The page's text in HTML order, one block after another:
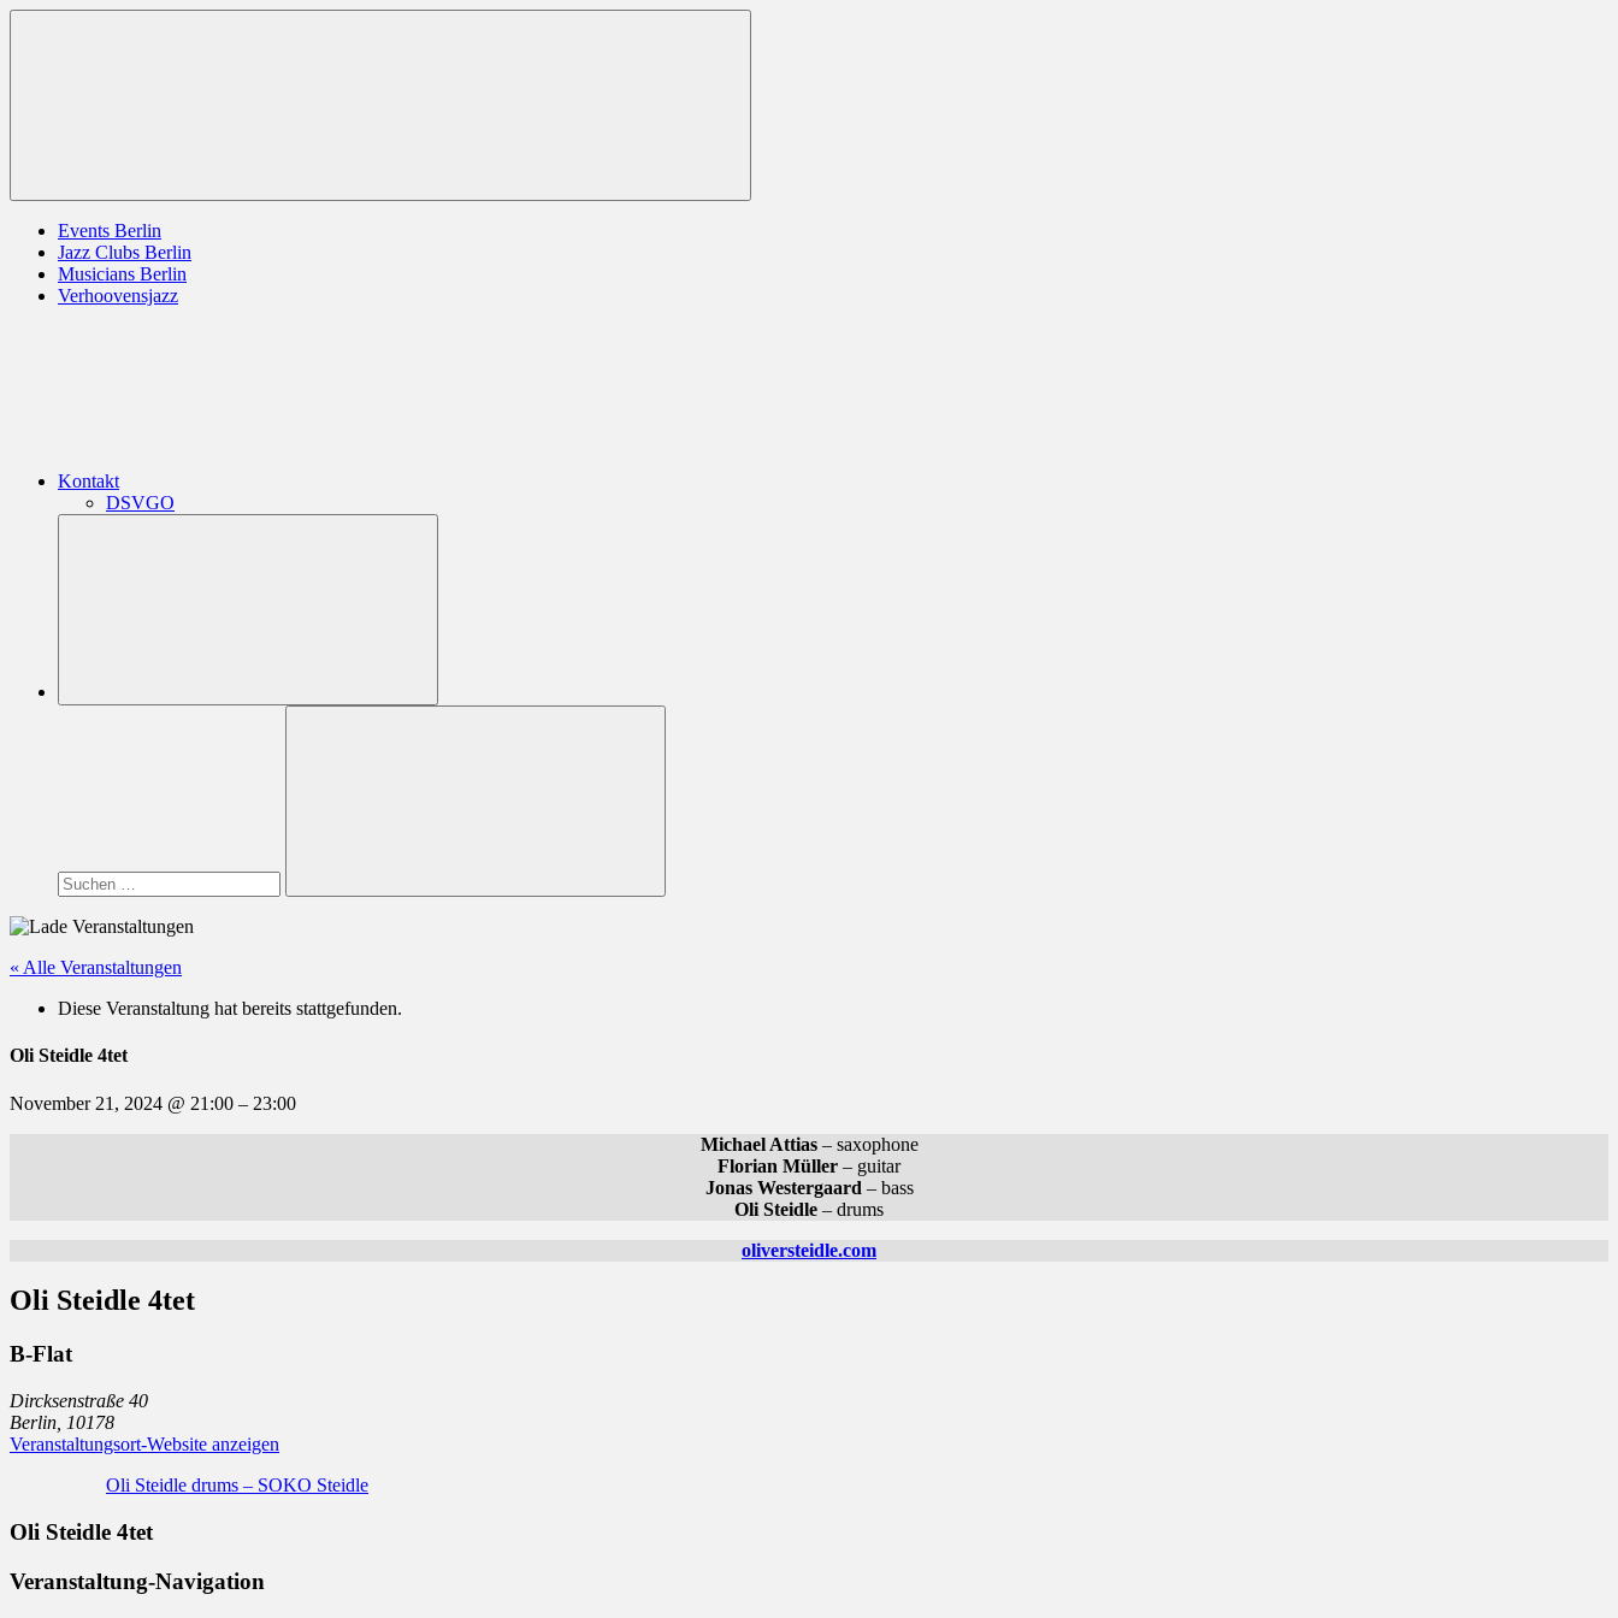
Zum
Menü
Events Berlin
Jazz Clubs Berlin
Musicians Berlin
Verhoovensjazz
Kontakt
DSVGO
Suchen
« Alle Veranstaltungen
Diese Veranstaltung hat bereits stattgefunden.
Oli Steidle 4tet
November 21, 2024 @ 21:00 – 23:00
Michael Attias– saxophone
Florian Müller – guitar
Jonas Westergaard – bass
Oli Steidle – drums
oliversteidle.com
Oli Steidle 4tet
B-Flat
Dircksenstraße 40
Berlin 10178
Veranstaltungsort-Website anzeigen
Oli Steidle drums – SOKO Steidle
Oli Steidle 4tet
Veranstaltung-Navigation